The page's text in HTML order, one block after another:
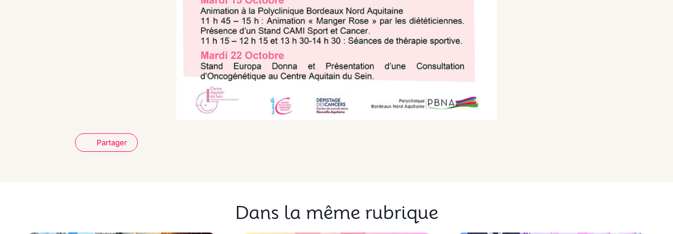
Partager
Dans la même rubrique